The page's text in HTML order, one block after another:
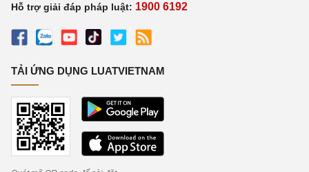
Hỗ trợ giải đáp pháp luật: 1900 6192
TẢI ỨNG DỤNG LUATVIETNAM